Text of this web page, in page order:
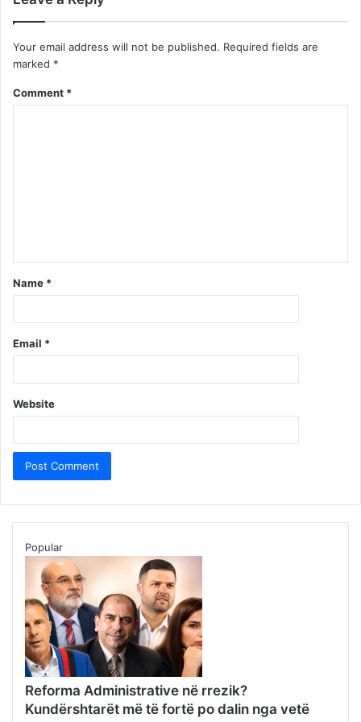
Your email address will not be published. Required fields are
marked *
Comment *
Name *
Email *
Website
Popular
Reforma Administrative në rrezik?
Kundërshtarët më të fortë po dalin nga vetë